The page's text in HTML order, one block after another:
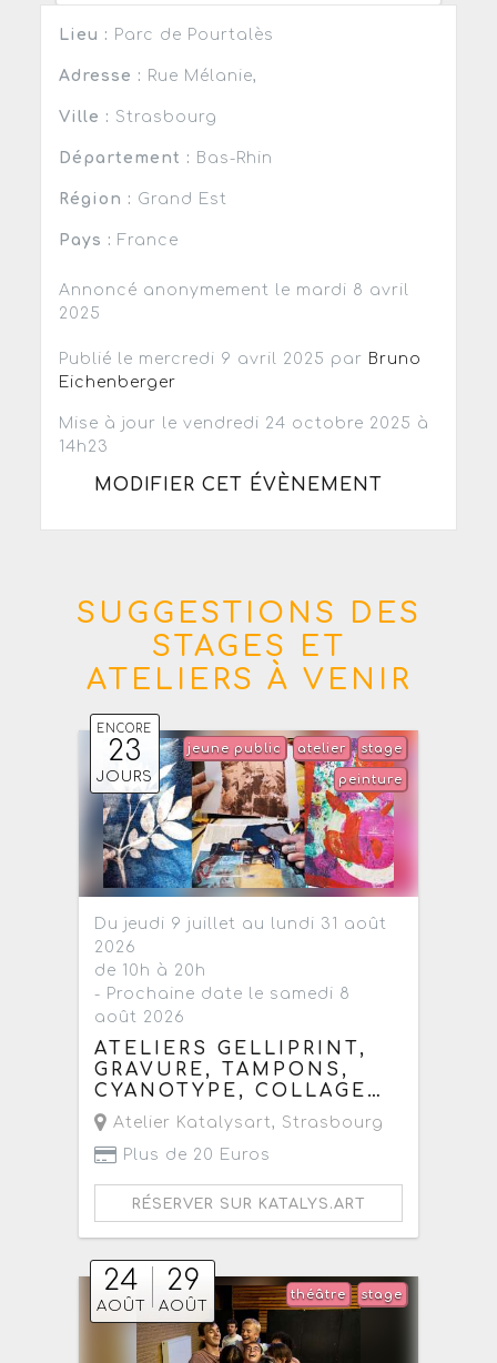
Lieu : Parc de Pourtalès
Adresse : Rue Mélanie,
Ville : Strasbourg
Département : Bas-Rhin
Région : Grand Est
Pays : France
Annoncé anonymement le mardi 8 avril
2025
Publié le mercredi 9 avril 2025 par Bruno
Eichenberger
Mise à jour le vendredi 24 octobre 2025 à
14h23
MODIFIER CET ÉVÈNEMENT
SUGGESTIONS DES
STAGES ET
ATELIERS À VENIR
ENCORE
23
JOURS
stage
atelier
jeune public
peinture
Du jeudi 9 juillet au lundi 31 août
2026
de 10h à 20h
- Prochaine date le samedi 8
août 2026
ATELIERS GELLIPRINT,
GRAVURE, TAMPONS,
CYANOTYPE, COLLAGE…
Atelier Katalysart, Strasbourg
Plus de 20 Euros
RÉSERVER SUR KATALYS.ART
24
AOÛT
29
AOÛT
stage
théâtre